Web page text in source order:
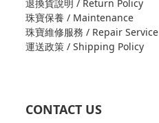
退換貨說明 / Return Policy
珠寶保養 / Maintenance
珠寶維修服務 / Repair Service
運送政策 / Shipping Policy
CONTACT US